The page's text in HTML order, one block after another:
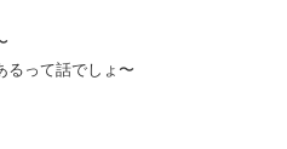
るって話でしょ〜